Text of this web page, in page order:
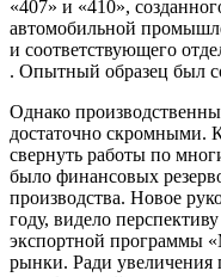
«407» и «410»,
автомобильной
и соответствующего
. Опытный образец был
Однако
достаточно скромными.
свернуть работы по
было финансовых
производства. Новое
году, видело
экспортной программы
рынки. Ради увеличения